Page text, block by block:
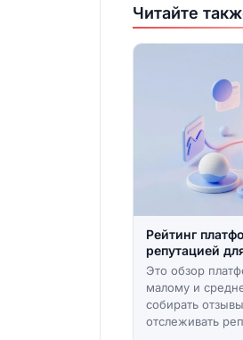
Читайте
Рейтинг
репутацией
Это обзор
малому и
собирать
отслеживать